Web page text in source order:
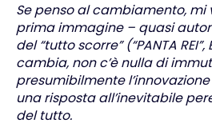
Se penso al cambiamento,
prima immagine – quasi
del “tutto scorre” (“PANTA
cambia, non c’è nulla di
presumibilmente
una risposta all’inevitabile
del tutto.